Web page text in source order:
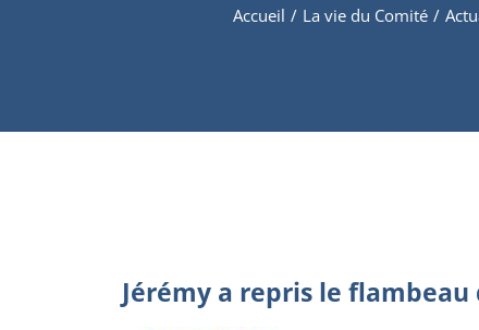
Accueil / La vie du Comité /
Jérémy a repris le